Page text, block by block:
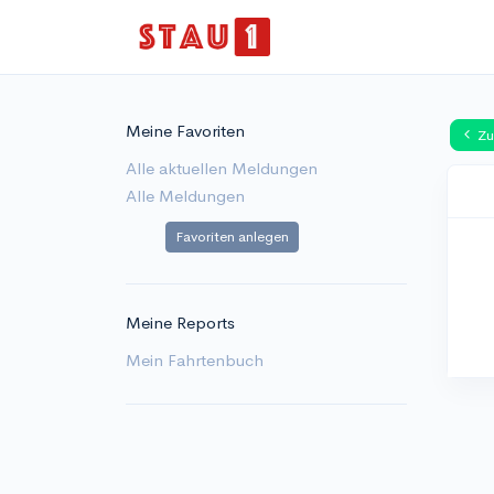
Meine Favoriten
Alle aktuellen Meldungen
Alle Meldungen
Favoriten anlegen
Meine Reports
Mein Fahrtenbuch